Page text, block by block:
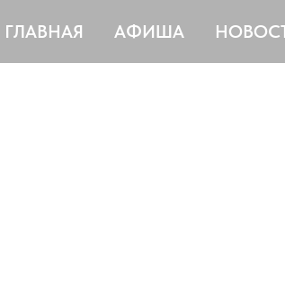
ГЛАВНАЯ АФИША